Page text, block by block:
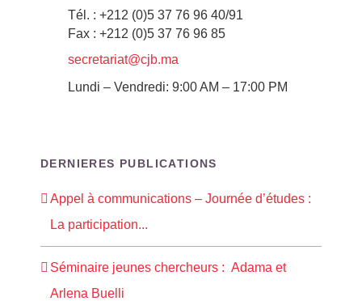
Tél. : +212 (0)5 37 76 96 40/91
Fax : +212 (0)5 37 76 96 85
secretariat@cjb.ma
Lundi – Vendredi: 9:00 AM – 17:00 PM
DERNIERES PUBLICATIONS
Appel à communications – Journée d’études :
La participation...
Séminaire jeunes chercheurs : Adama et
Arlena Buelli